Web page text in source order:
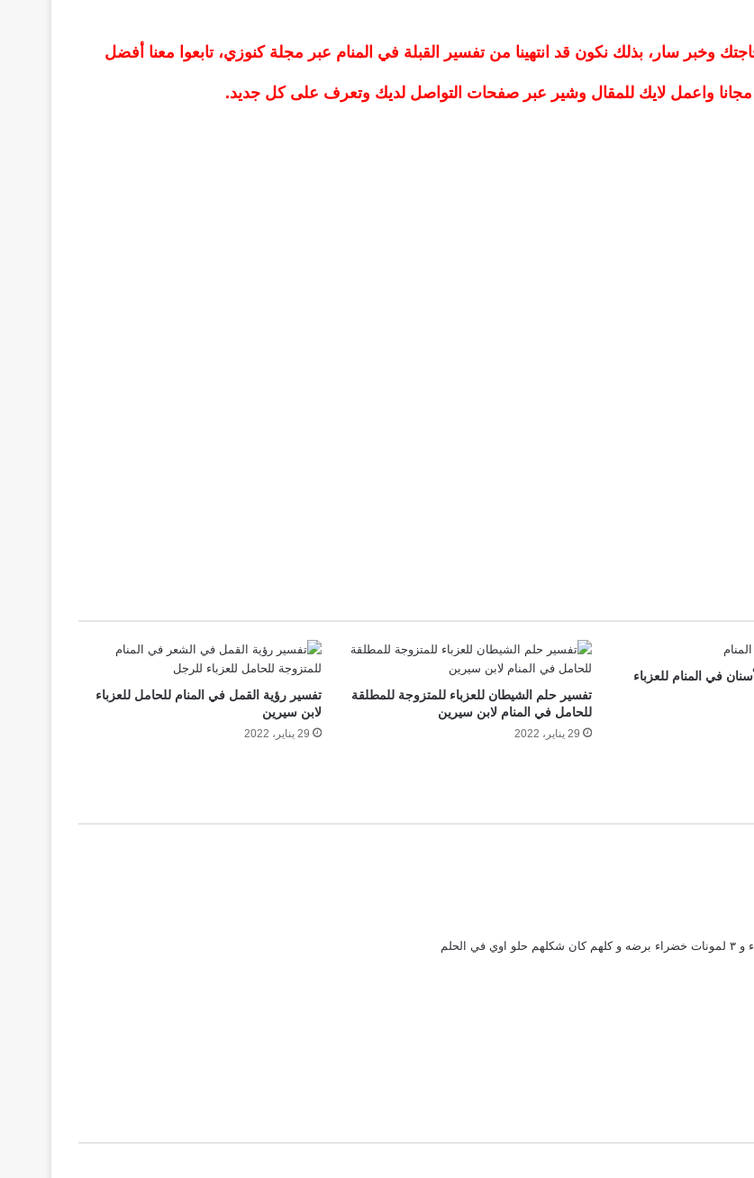
وخبر سار، بذلك نكون قد انتهينا من تفسير القبلة في المنام عبر مجلة كنوزي، تابعوا معنا أفضل
واعمل لايك للمقال وشير عبر صفحات التواصل لديك وتعرف على كل جديد.
في المنام للعزباء
تفسير حلم الشيطان للعزباء للمتزوجة للمطلقة
للحامل في المنام لابن سيرين
29 يناير، 2022
تفسير رؤية القمل في المنام للحامل للعزباء
لابن سيرين
29 يناير، 2022